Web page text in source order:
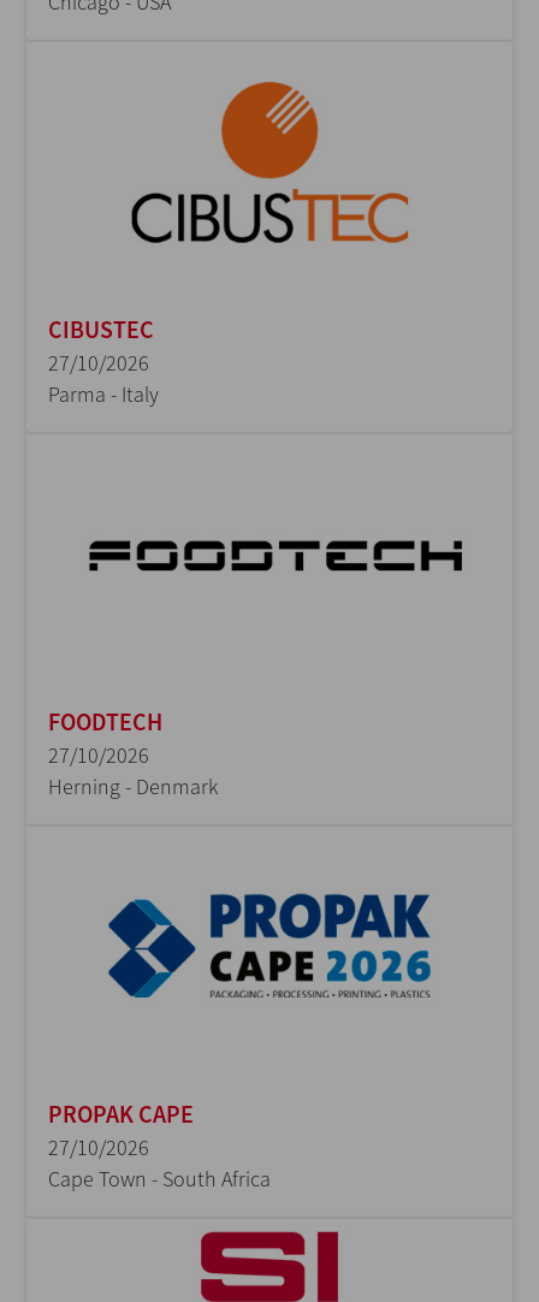
CIBUSTEC
27/10/2026
Parma - Italy
FOODTECH
27/10/2026
Herning - Denmark
PROPAK CAPE
27/10/2026
Cape Town - South Africa